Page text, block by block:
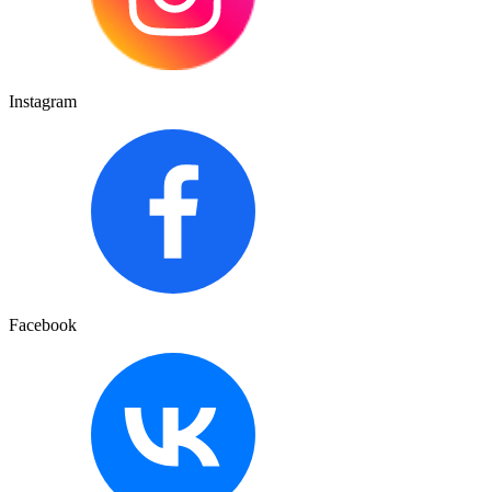
Instagram
Facebook